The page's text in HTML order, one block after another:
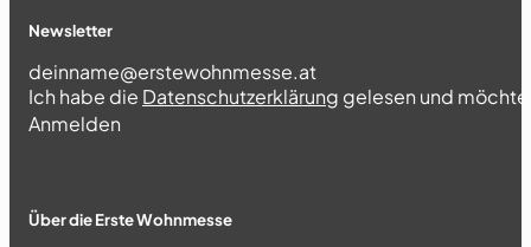
Newsletter
Section
Ich habe die Datenschutzerklärung gelesen und
Abschnitt
Anmelden
Über die Erste Wohnmesse